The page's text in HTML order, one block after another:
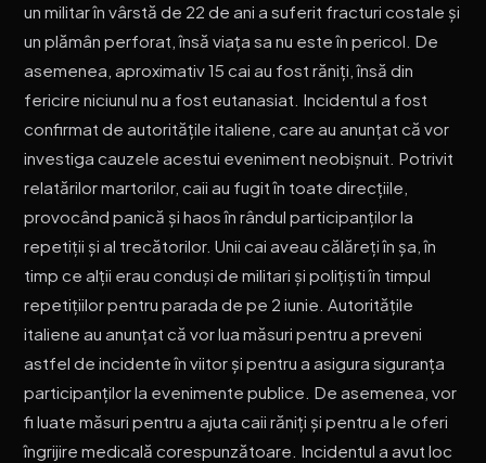
un militar în vârstă de 22 de ani a suferit fracturi costale și
un plămân perforat, însă viața sa nu este în pericol. De
asemenea, aproximativ 15 cai au fost răniți, însă din
fericire niciunul nu a fost eutanasiat. Incidentul a fost
confirmat de autoritățile italiene, care au anunțat că vor
investiga cauzele acestui eveniment neobișnuit. Potrivit
relatărilor martorilor, caii au fugit în toate direcțiile,
provocând panică și haos în rândul participanților la
repetiții și al trecătorilor. Unii cai aveau călăreți în șa, în
timp ce alții erau conduși de militari și polițiști în timpul
repetițiilor pentru parada de pe 2 iunie. Autoritățile
italiene au anunțat că vor lua măsuri pentru a preveni
astfel de incidente în viitor și pentru a asigura siguranța
participanților la evenimente publice. De asemenea, vor
fi luate măsuri pentru a ajuta caii răniți și pentru a le oferi
îngrijire medicală corespunzătoare. Incidentul a avut loc